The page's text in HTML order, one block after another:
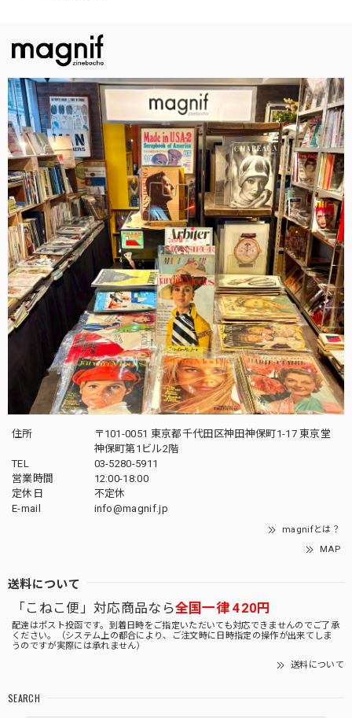
住所
〒101-0051 東京都千代田区神田神保町1-17 東京堂
神保町第1ビル2階
TEL
03-5280-5911
営業時間
12:00-18:00
定休日
不定休
E-mail
info@magnif.jp
magnifとは？
MAP
送料について
「こねこ便」対応商品なら全国一律 420円
配達はポスト投函です。到着日時をご指定いただいても対応できませんのでご了承
ください。（システム上の都合により、ご注文時に日時指定の操作が出来てしま
うのですが実際には承れません）
送料について
SEARCH